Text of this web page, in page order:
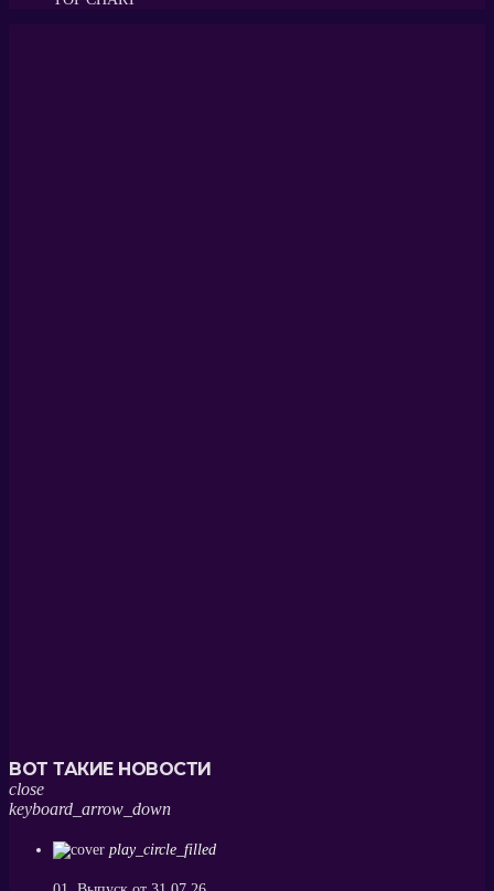
ВОТ ТАКИЕ НОВОСТИ
close
keyboard_arrow_down
play_circle_filled